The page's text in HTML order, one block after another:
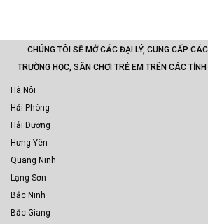
CHÚNG TÔI SẼ MỞ CÁC ĐẠI LÝ, CUNG CẤP
TRƯỜNG HỌC, SÂN CHƠI TRẺ EM TRÊN CÁC
Hà Nội
Hải Phòng
Hải Dương
Hưng Yên
Quang Ninh
Lạng Sơn
Bắc Ninh
Bắc Giang